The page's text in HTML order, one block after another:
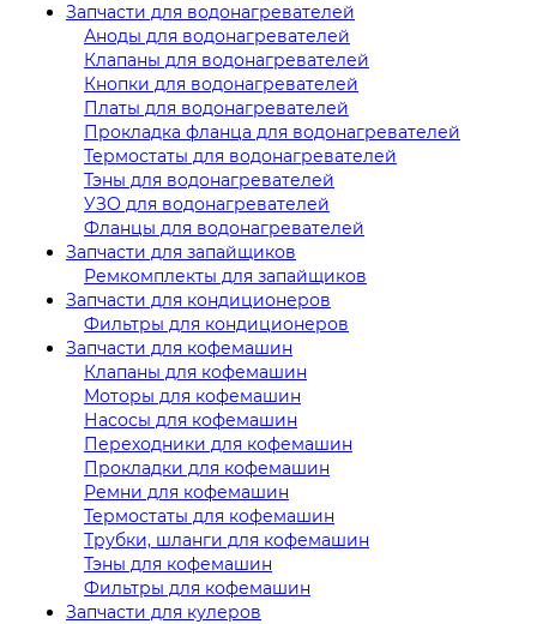
Запчасти для водонагревателей
Аноды для водонагревателей
Клапаны для водонагревателей
Кнопки для водонагревателей
Платы для водонагревателей
Прокладка фланца для водонагревателей
Термостаты для водонагревателей
Тэны для водонагревателей
УЗО для водонагревателей
Фланцы для водонагревателей
Запчасти для запайщиков
Ремкомплекты для запайщиков
Запчасти для кондиционеров
Фильтры для кондиционеров
Запчасти для кофемашин
Клапаны для кофемашин
Моторы для кофемашин
Насосы для кофемашин
Переходники для кофемашин
Прокладки для кофемашин
Ремни для кофемашин
Термостаты для кофемашин
Трубки, шланги для кофемашин
Тэны для кофемашин
Фильтры для кофемашин
Запчасти для кулеров